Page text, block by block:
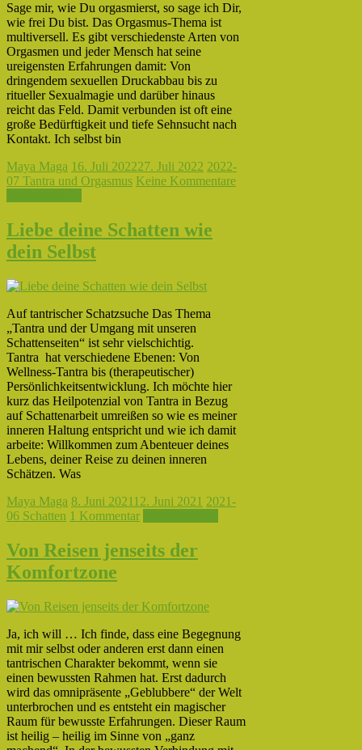
Sage mir, wie Du orgasmierst, so sage ich Dir,
wie frei Du bist. Das Orgasmus-Thema ist
multiversell. Es gibt verschiedenste Arten von
Orgasmen und jeder Mensch hat seine
ureigensten Erfahrungen damit: Von
dringendem sexuellen Druckabbau bis zu
ritueller Sexualmagie und darüber hinaus
reicht das Feld. Damit verbunden ist oft eine
große Bedürftigkeit und tiefe Sehnsucht nach
Kontakt. Ich selbst bin
Maya Maga 16. Juli 202227. Juli 2022 2022-
07 Tantra und Orgasmus Keine Kommentare
Liebe deine Schatten wie
dein Selbst
Auf tantrischer Schatzsuche Das Thema
„Tantra und der Umgang mit unseren
Schattenseiten“ ist sehr vielschichtig.
Tantra hat verschiedene Ebenen: Von
Wellness-Tantra bis (therapeutischer)
Persönlichkeitsentwicklung. Ich möchte hier
kurz das Heilpotenzial von Tantra in Bezug
auf Schattenarbeit umreißen so wie es meiner
inneren Haltung entspricht und wie ich damit
arbeite: Willkommen zum Abenteuer deines
Lebens, deiner Reise zu deinen inneren
Schätzen. Was
Maya Maga 8. Juni 2021 12. Juni 2021 2021-
06 Schatten 1 Kommentar
Von Reisen jenseits der
Komfortzone
Ja, ich will … Ich finde, dass eine Begegnung
mit mir selbst oder anderen erst dann einen
tantrischen Charakter bekommt, wenn sie
einen bewussten Rahmen hat. Erst dadurch
wird das omnipräsente „Geblubbere“ der Welt
unterbrochen und es entsteht ein magischer
Raum für bewusste Erfahrungen. Dieser Raum
ist heilig – heilig im Sinne von „ganz